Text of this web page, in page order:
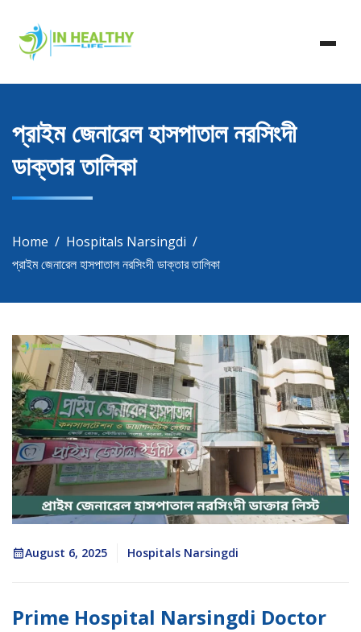
content
In Healthy Life
In Healthy Life, Healthy Life, Health Life, Doctor List,
Doctor Listing
প্রাইম জেনারেল হাসপাতাল নরসিংদী
ডাক্তার তালিকা
Home
Hospitals Narsingdi
প্রাইম জেনারেল হাসপাতাল নরসিংদী ডাক্তার তালিকা
August 6, 2025 Hospitals Narsingdi
Prime Hospital Narsingdi Doctor